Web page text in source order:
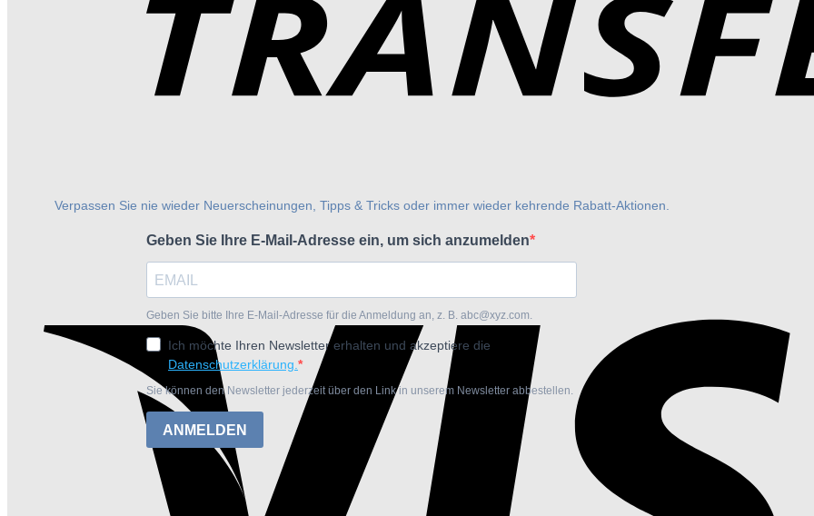
Verpassen Sie nie wieder Neuerscheinungen, Tipps & Tricks oder immer wieder kehrende Rabatt-Aktionen.
Geben Sie Ihre E-Mail-Adresse ein, um sich anzumelden
Geben Sie bitte Ihre E-Mail-Adresse für die Anmeldung an, z. B. abc@xyz.com.
Ich möchte Ihren Newsletter erhalten und akzeptiere die
Datenschutzerklärung.
Sie können den Newsletter jederzeit über den Link in unserem Newsletter abbestellen.
ANMELDEN